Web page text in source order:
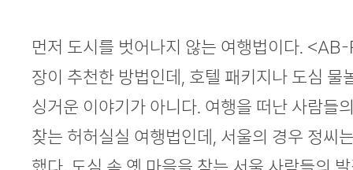
먼저 도시를 벗어나지 않는 여행법이다.
장이 추천한 방법인데, 호텔 패키지나 도심 물
싱거운 이야기가 아니다. 여행을 떠난 사람들
찾는 허허실실 여행법인데, 서울의 경우 정씨